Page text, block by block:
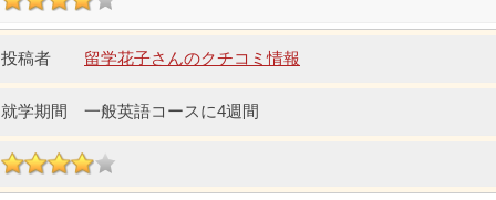
留学花子さんのクチコミ情報
一般英語コースに4週間